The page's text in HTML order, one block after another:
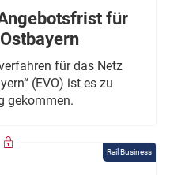
für
für das Netz
(EVO) ist es zu
gekommen.
Rail Business